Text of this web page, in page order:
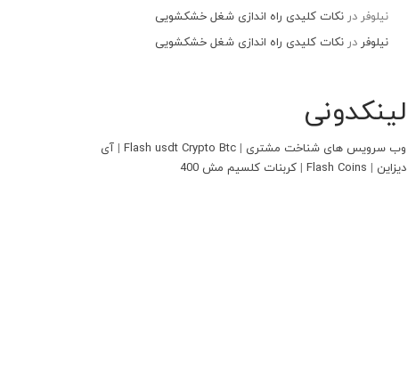
نیلوفر در نکات کلیدی راه اندازی شغل خشکشویی
نیلوفر در نکات کلیدی راه اندازی شغل خشکشویی
لینکدونی
وب سرویس های شناخت مشتری |
Flash usdt Crypto Btc
| آی
دیزاین|
Flash Coins
| کربنات کلسیم مش 400